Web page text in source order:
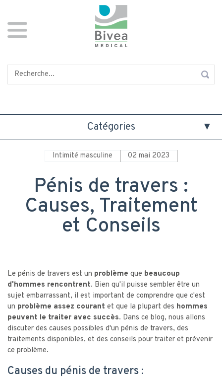
contenu
principal
Catégories
Intimité masculine 02 mai 2023
Pénis de travers :
Causes, Traitement
et Conseils
Le pénis de travers est un problème que beaucoup
d'hommes rencontrent. Bien qu'il puisse sembler être un
sujet embarrassant, il est important de comprendre que c'est
un problème assez courant et que la plupart des hommes
peuvent le traiter avec succès. Dans ce blog, nous allons
discuter des causes possibles d'un pénis de travers, des
traitements disponibles, et des conseils pour traiter et prévenir
ce problème.
Causes du pénis de travers :
Panneau de gestion des cookies